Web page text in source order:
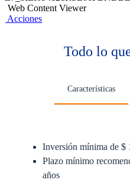
Web Content Viewer
Acciones
Todo lo
Características
Inversión mínima de $
Plazo mínimo
años